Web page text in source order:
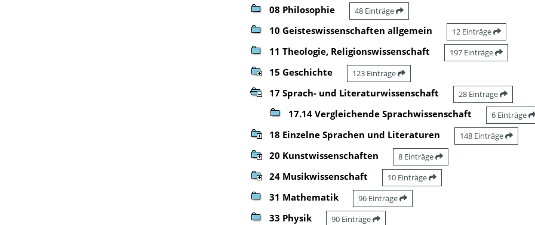
08 Philosophie 48 Einträge
10 Geisteswissenschaften allgemein 12 Einträge
11 Theologie, Religionswissenschaft 197 Einträge
15 Geschichte 123 Einträge
17 Sprach- und Literaturwissenschaft 28 Einträge
17.14 Vergleichende Sprachwissenschaft 6 Einträge
18 Einzelne Sprachen und Literaturen 148 Einträge
20 Kunstwissenschaften 8 Einträge
24 Musikwissenschaft 10 Einträge
31 Mathematik 96 Einträge
33 Physik 90 Einträge